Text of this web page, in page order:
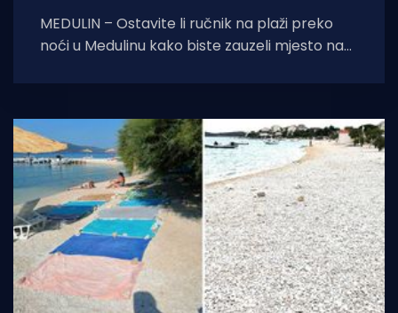
MEDULIN – Ostavite li ručnik na plaži preko
noći u Medulinu kako biste zauzeli mjesto na